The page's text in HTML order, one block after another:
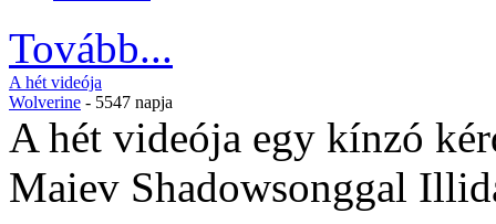
Tovább...
A hét videója
Wolverine - 5547 napja
A hét videója egy kínzó
Maiev Shadowsonggal